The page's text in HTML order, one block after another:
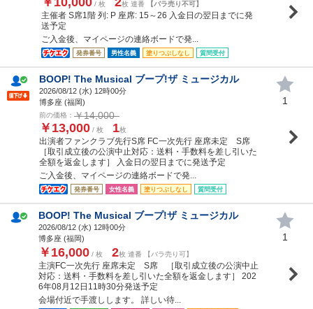
/ 枚 枚 連番 【バラ売り不可】
主催者 S席1階 列: P 座席: 15～26 入金日の翌日までに発
送予定
ご入金後、マイページの連絡ボードで発...
発券番号 男性名義 塗りつぶしなし 質問受付
BOOP! The Musical ブープ!ザ ミュージカル
2026/08/12 (水) 12時00分
博多座 (福岡)
前の価格： ￥14,000
￥13,000 / 枚 1枚
出演者ファンクラブ先行S席 FC一次先行 座席未定 S席
［取引成立後の公演中止対応：送料・手数料を差し引いた
全額を返金します］ 入金日の翌日までに発送予定
ご入金後、マイページの連絡ボードで発...
発券番号 女性名義 塗りつぶしなし 質問受付
1
BOOP! The Musical ブープ!ザ ミュージカル
2026/08/12 (水) 12時00分
博多座 (福岡)
￥16,000 / 枚 2枚 連番 【バラ売り可】
主演FC一次先行 座席未定 S席 ［取引成立後の公演中止
対応：送料・手数料を差し引いた全額を返金します］ 202
6年08月12日11時30分発送予定
会場付近で手渡しします。 詳しい待...
1